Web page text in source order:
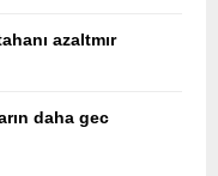
azaltmır
daha gec